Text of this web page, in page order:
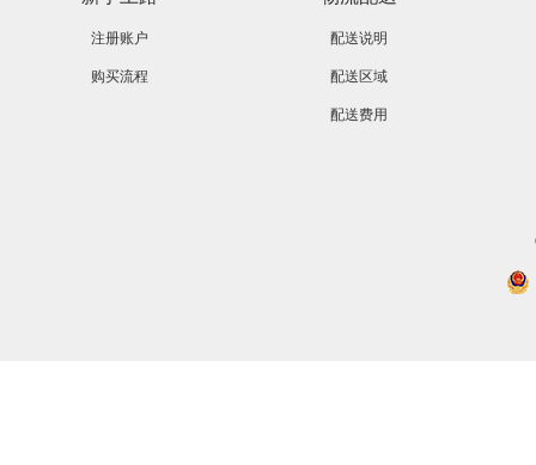
注册账户
购买流程
配送说明
配送区域
配送费用